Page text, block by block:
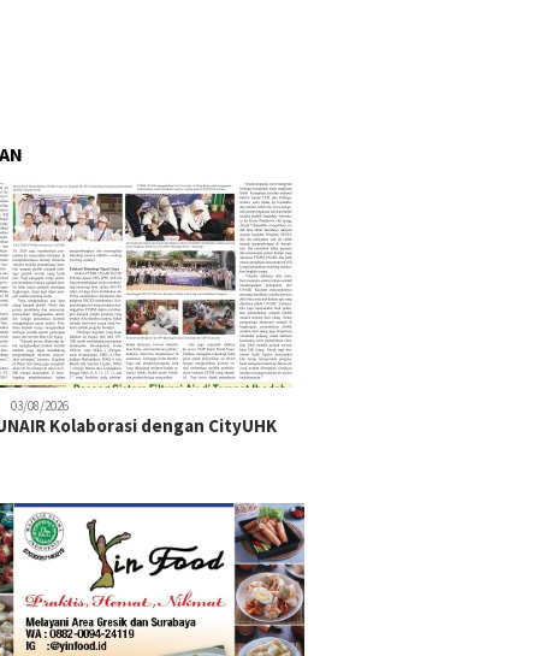
03/08/2026
Kolaborasi dengan CityUHK